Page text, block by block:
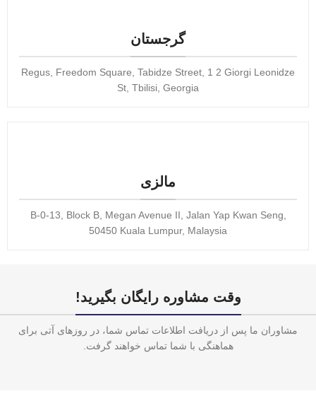
گرجستان
Regus, Freedom Square, Tabidze Street, 1 2 Giorgi Leonidze
St, Tbilisi, Georgia
مالزی
B-0-13, Block B, Megan Avenue II, Jalan Yap Kwan Seng,
50450 Kuala Lumpur, Malaysia
وقت مشاوره رایگان بگیرید!
مشاوران ما پس از دریافت اطلاعات تماس شما، در روزهای آتی برای
هماهنگی با شما تماس خواهند گرفت.